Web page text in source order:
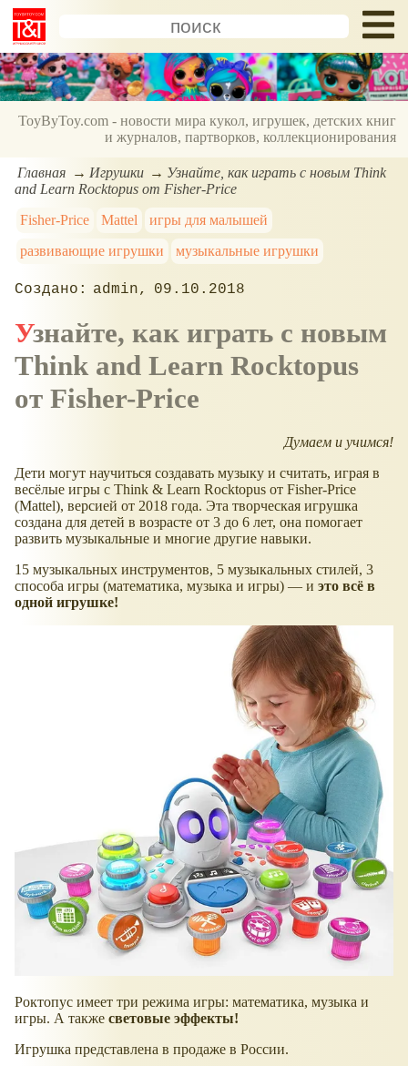
ToyByToy.com - новости мира кукол, игрушек, детских книг
и журналов, партворков, коллекционирования
Главная Игрушки
Узнайте, как играть с новым Think
and Learn Rocktopus от Fisher-Price
Fisher-Price
Mattel
игры для малышей
развивающие игрушки
музыкальные игрушки
admin 09.10.2018
Узнайте, как играть с новым
Think and Learn Rocktopus
от Fisher-Price
Думаем и учимся!
Дети могут научиться создавать музыку и считать, играя в
весёлые игры с Think & Learn Rocktopus от Fisher-Price
(Mattel), версией от 2018 года. Эта творческая игрушка
создана для детей в возрасте от 3 до 6 лет, она помогает
развить музыкальные и многие другие навыки.
15 музыкальных инструментов, 5 музыкальных стилей, 3
способа игры (математика, музыка и игры) — и это всё в
одной игрушке!
Роктопус имеет три режима игры: математика, музыка и
игры. А также световые эффекты!
Игрушка представлена в продаже в России.